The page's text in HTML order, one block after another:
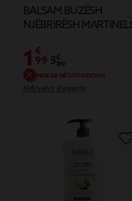
BALSAM BUZËSH
NJËBRIRËSH
1 €
99
NUK KA NË DISPOZICION